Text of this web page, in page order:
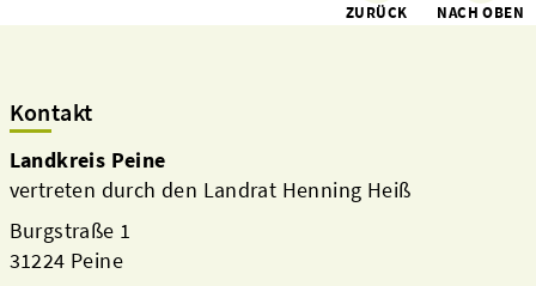
ZURÜCK NACH OBEN
Kontakt
Landkreis Peine
vertreten durch den Landrat Henning Heiß
Burgstraße 1
31224 Peine